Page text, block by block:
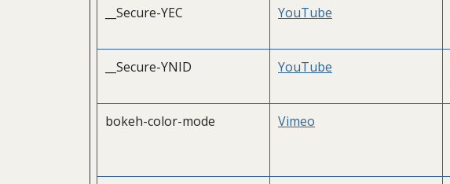
__Secure-YEC YouTube
__Secure-YNID YouTube
bokeh-color-mode Vimeo